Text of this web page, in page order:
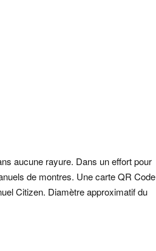
aucune rayure. Dans un effort pour
de montres. Une carte QR Code
Citizen. Diamètre approximatif du